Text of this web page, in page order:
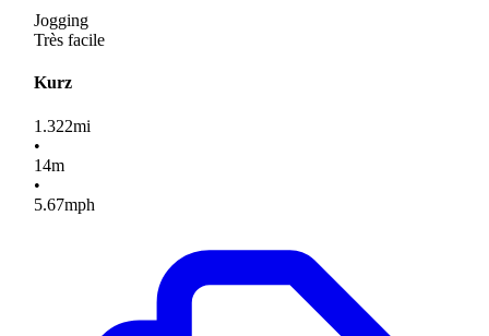
Jogging
Très facile
Kurz
1.322mi
•
14m
•
5.67mph